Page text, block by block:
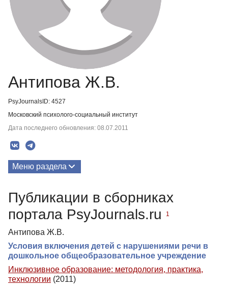
Антипова Ж.В.
PsyJournalsID: 4527
Московский психолого-социальный институт
Дата последнего обновления: 08.07.2011
Меню раздела
Публикации в сборниках
портала PsyJournals.ru
1
Антипова Ж.В.
Условия включения детей с нарушениями речи в
дошкольное общеобразовательное учреждение
Инклюзивное образование: методология, практика,
технологии (2011)